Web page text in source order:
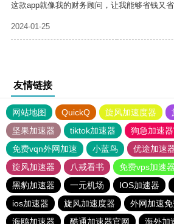
这款app就像我的财务顾问，让我能够省钱又省
2024-01-25
友情链接
网站地图 QuickQ 旋风加速度器
坚果加速器
tiktok加速器
狗急加速
免费vqn外网加速
小蓝鸟 优途加速
旋风加速器
八戒看书
免费vps加速
黑豹加速器
一元机场 IOS加速器
ios加速器
旋风加速度器 外网加速
海鸥加速器
酷通加速器官网 海外加